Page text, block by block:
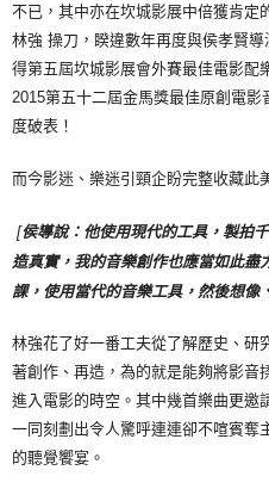
不已，其中亦在坎城影展中倍獲肯定
林強 操刀，睽違數年再度與侯孝賢
得第五屆坎城影展會外賽最佳電影配
2015第五十二屆金馬獎最佳原創電
度破表！
而今影迷、樂迷引頸企盼完整收藏此
[侯導說：他使用現代的工具，製拍
造真實，我的音樂創作也應當如此盡
課，使用當代的音樂工具，然後想像
林強花了好一番工夫從了解歷史、研
著創作、再造，為的就是能夠將影音
進入電影的時空。其中幾首樂曲更邀
一同刻劃出令人驚呼連連卻不喧賓奪
的聽覺饗宴。